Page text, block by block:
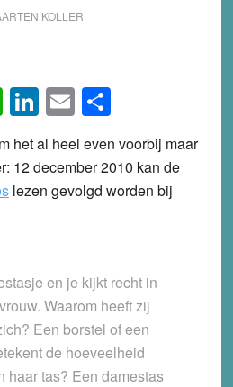
KOLLER
WhatsApp
LinkedIn
EmailShare
het al heel even voorbij maar
12 december 2010 kan de
lezen gevolgd worden bij
en je kijkt recht in
Waarom heeft zij
Een borstel of een
de hoeveelheid
haar tas? Een damestas